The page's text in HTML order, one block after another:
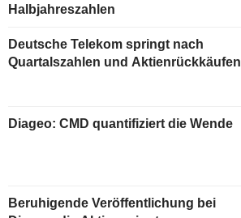
Halbjahreszahlen
Deutsche Telekom springt nach
Quartalszahlen und Aktienrückkäufen
Diageo: CMD quantifiziert die Wende
Beruhigende Veröffentlichung bei